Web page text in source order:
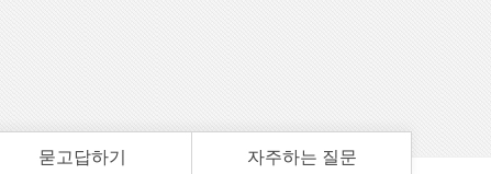
묻고답하기 자주하는 질문